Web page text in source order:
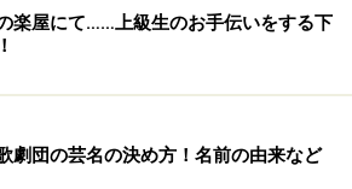
ナポレオン」ではキーになる役を
らに加え「東京サンシャインボーイ
を風靡した「第三舞台」の中心女
ャストの競演……キテますコレは。
楽屋にて……上級生のお手伝いをする下
劇団の芸名の決め方！名前の由来など